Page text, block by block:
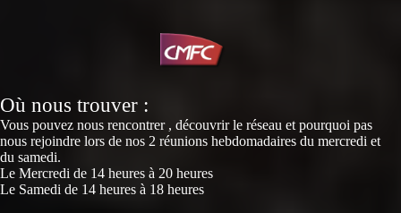
Où nous trouver :
Vous pouvez nous rencontrer , découvrir le réseau et pourquoi pas
nous rejoindre lors de nos 2 réunions hebdomadaires du mercredi et
du samedi.
Le Mercredi de 14 heures à 20 heures
Le Samedi de 14 heures à 18 heures